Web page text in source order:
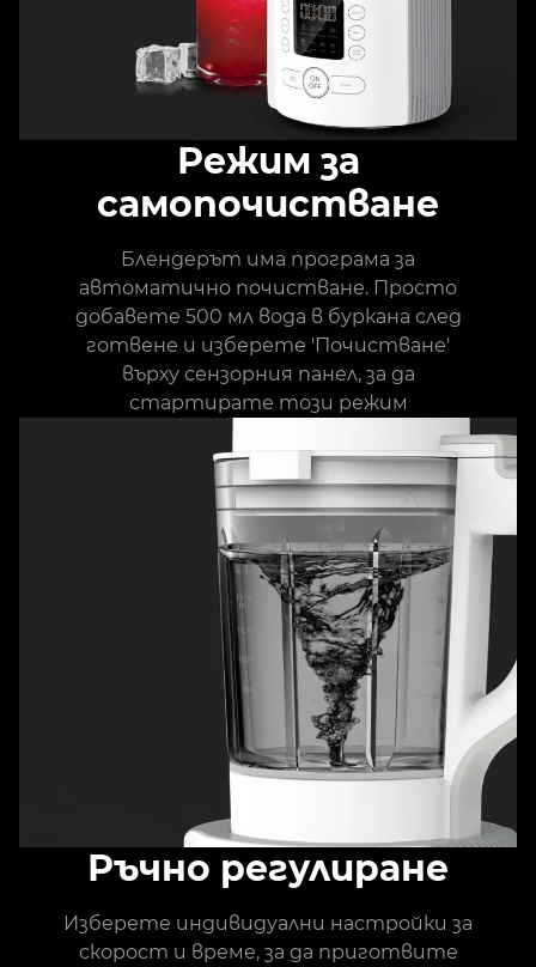
Режим за
самопочистване
Блендерът има програма за
автоматично почистване. Просто
добавете 500 мл вода в буркана след
готвене и изберете 'Почистване'
върху сензорния панел, за да
стартирате този режим
Ръчно регулиране
Изберете индивидуални настройки за
скорост и време, за да приготвите